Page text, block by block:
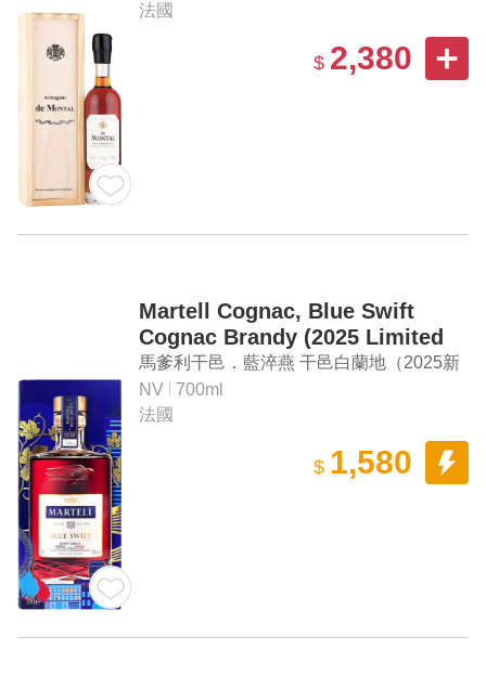
法國
$ 2,380
Martell Cognac, Blue Swift
Cognac Brandy (2025 Limited
Edition)
馬爹利干邑．藍淬燕 干邑白蘭地（2025新
年限定款）
NV
700ml
法國
$ 1,580